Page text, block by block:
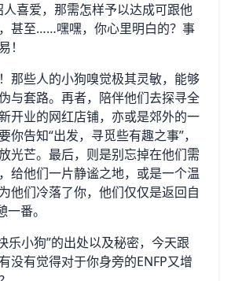
人喜爱，那需怎样予以达成可跟他
甚至……嘿嘿，你心里明白的？事
！
那些人的小狗嗅觉极其灵敏，能够
与套路。再者，陪伴他们去探寻全
开业的网红店铺，亦或是郊外的一
你告知“出发，寻觅些有趣之事”，
光芒。最后，则是别忘掉在他们需
给他们一片静谧之地，或是一个温
他们冷落了你，他们仅仅是返回自
一番。
乐小狗”的出处以及秘密，今天跟
没有觉得对于你身旁的ENFP又增